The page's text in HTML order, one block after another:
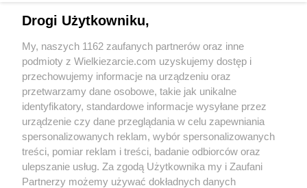
Drogi Użytkowniku,
My, naszych 1162 zaufanych partnerów oraz inne
podmioty z Wielkiezarcie.com uzyskujemy dostęp i
przechowujemy informacje na urządzeniu oraz
przetwarzamy dane osobowe, takie jak unikalne
identyfikatory, standardowe informacje wysyłane przez
urządzenie czy dane przeglądania w celu zapewniania
spersonalizowanych reklam, wybór spersonalizowanych
treści, pomiar reklam i treści, badanie odbiorców oraz
ulepszanie usług. Za zgodą Użytkownika my i Zaufani
Partnerzy możemy używać dokładnych danych